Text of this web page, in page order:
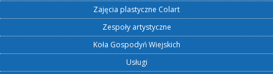
Zajęcia plastyczne Colart
Zespoły artystyczne
Koła Gospodyń Wiejskich
Usługi